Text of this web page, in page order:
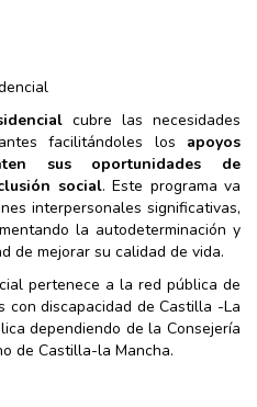
cubre las necesidades
facilitándoles los apoyos
sus oportunidades de
social. Este programa va
interpersonales significativas,
la autodeterminación y
de mejorar su calidad de vida.
pertenece a la red pública de
con discapacidad de Castilla -La
dependiendo de la Consejería
de Castilla-la Mancha.